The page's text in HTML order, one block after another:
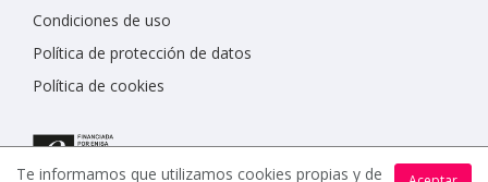
Condiciones de uso
Política de protección de datos
Política de cookies
Te informamos que utilizamos cookies propias y de